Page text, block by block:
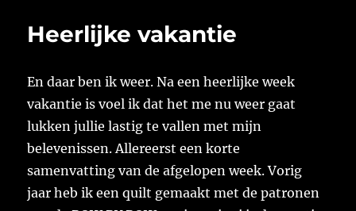
Heerlijke vakantie
En daar ben ik weer. Na een heerlijke week
vakantie is voel ik dat het me nu weer gaat
lukken jullie lastig te vallen met mijn
belevenissen. Allereerst een korte
samenvatting van de afgelopen week. Vorig
jaar heb ik een quilt gemaakt met de patronen